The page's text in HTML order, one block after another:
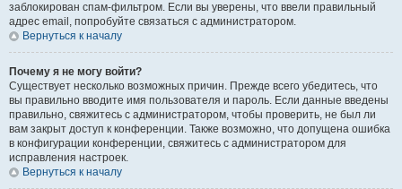
заблокирован спам-фильтром. Если вы уверены, что ввели правильный
адрес email, попробуйте связаться с администратором.
Вернуться к началу
Почему я не могу войти?
Существует несколько возможных причин. Прежде всего убедитесь, что
вы правильно вводите имя пользователя и пароль. Если данные введены
правильно, свяжитесь с администратором, чтобы проверить, не был ли
вам закрыт доступ к конференции. Также возможно, что допущена ошибка
в конфигурации конференции, свяжитесь с администратором для
исправления настроек.
Вернуться к началу